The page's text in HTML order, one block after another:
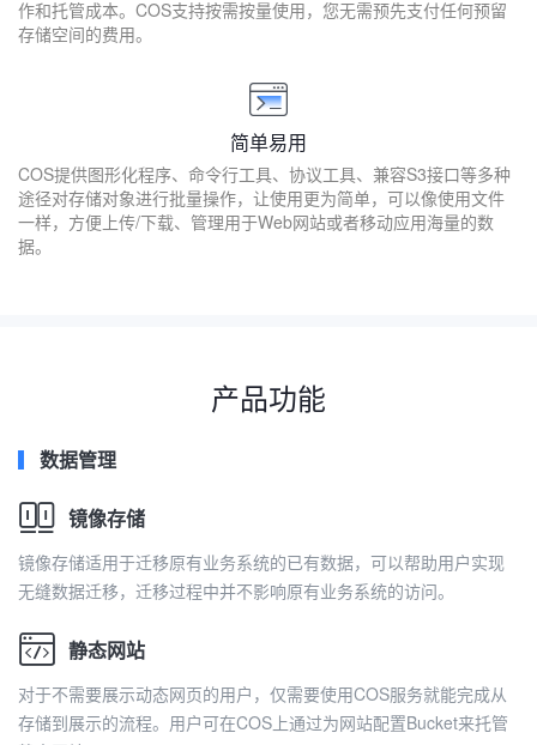
作和托管成本。COS支持按需按量使用，您无需预先支付任何预留
存储空间的费用。
简单易用
COS提供图形化程序、命令行工具、协议工具、兼容S3接口等多种
途径对存储对象进行批量操作，让使用更为简单，可以像使用文件
一样，方便上传/下载、管理用于Web网站或者移动应用海量的数
据。
产品功能
数据管理
镜像存储
镜像存储适用于迁移原有业务系统的已有数据，可以帮助用户实现
无缝数据迁移，迁移过程中并不影响原有业务系统的访问。
静态网站
对于不需要展示动态网页的用户，仅需要使用COS服务就能完成从
存储到展示的流程。用户可在COS上通过为网站配置Bucket来托管